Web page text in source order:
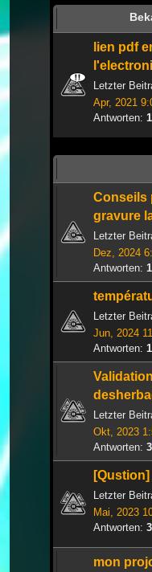
lien pdf
Letzter
Apr, 2021
Antworten:
Conseils
gravure
Letzter
Dez, 2024
Antworten: 1
Letzter
Jun, 2024
Antworten:
Letzter
Okt, 2023
Antworten:
Letzter
Mai, 2023
Antworten:
mon